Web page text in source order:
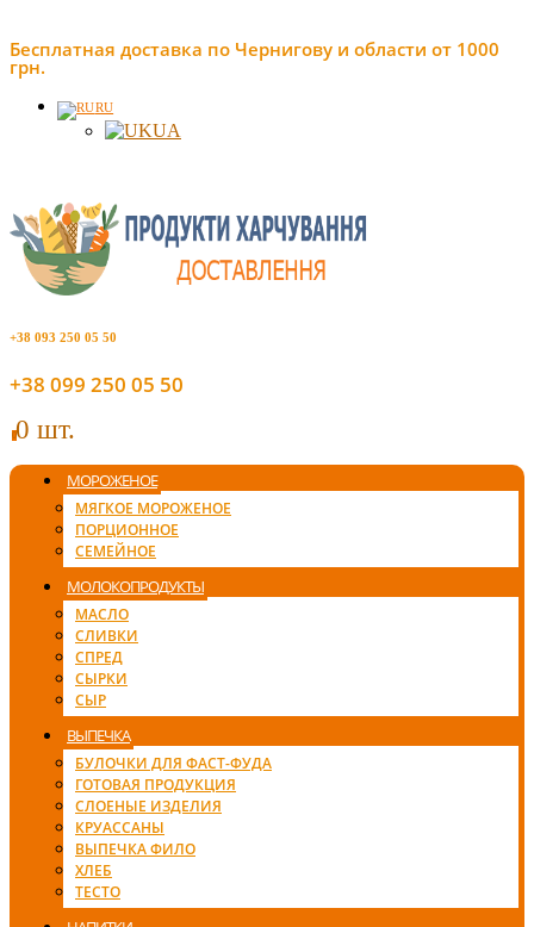
Бесплатная доставка по Чернигову и области от 1000
грн.
RU
UA
+38 093 250 05 50
+38 099 250 05 50
00 шт.
МОРОЖЕНОЕ
МЯГКОЕ МОРОЖЕНОЕ
ПОРЦИОННОЕ
СЕМЕЙНОЕ
МОЛОКОПРОДУКТЫ
МАСЛО
СЛИВКИ
СПРЕД
СЫРКИ
СЫР
ВЫПЕЧКА
БУЛОЧКИ ДЛЯ ФАСТ-ФУДА
ГОТОВАЯ ПРОДУКЦИЯ
СЛОЕНЫЕ ИЗДЕЛИЯ
КРУАССАНЫ
ВЫПЕЧКА ФИЛО
ХЛЕБ
ТЕСТО